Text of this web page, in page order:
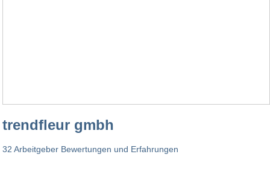
trendfleur gmbh
32 Arbeitgeber Bewertungen und Erfahrungen